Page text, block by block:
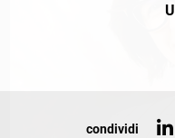
condividi